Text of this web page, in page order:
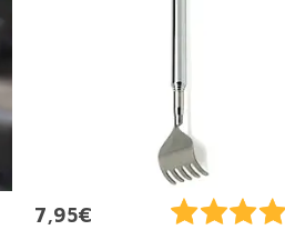
7,95€